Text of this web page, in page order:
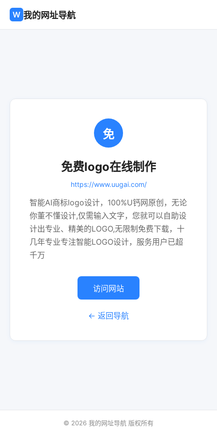
W 我的网址导航
免
免费logo在线制作
https://www.uugai.com/
智能AI商标logo设计，100%U钙网原创，无论
你董不懂设计,仅需输入文字，您就可以自助设
计出专业、精美的LOGO,无限制免费下载，十
几年专业专注智能LOGO设计，服务用户已超
千万
访问网站
← 返回导航
© 2026 我的网址导航 版权所有